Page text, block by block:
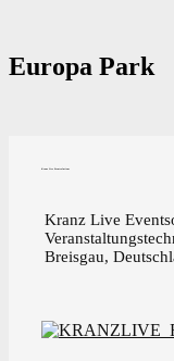
Europa Park
Kranz Live
Breisgau,